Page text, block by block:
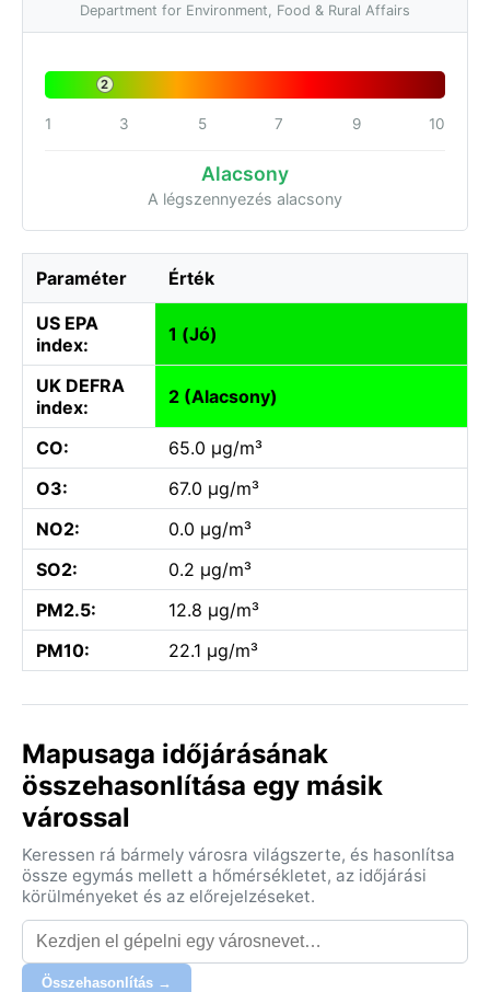
Department for Environment, Food & Rural Affairs
2
1 3 5 7 9 10
Alacsony
A légszennyezés alacsony
Paraméter Érték
US EPA
index:
1 (Jó)
UK DEFRA
index:
2 (Alacsony)
CO:
65.0 µg/m³
O3:
67.0 µg/m³
NO2:
0.0 µg/m³
SO2:
0.2 µg/m³
PM2.5:
12.8 µg/m³
PM10:
22.1 µg/m³
Mapusaga időjárásának
összehasonlítása egy másik
várossal
Keressen rá bármely városra világszerte, és hasonlítsa
össze egymás mellett a hőmérsékletet, az időjárási
körülményeket és az előrejelzéseket.
Összehasonlítás →